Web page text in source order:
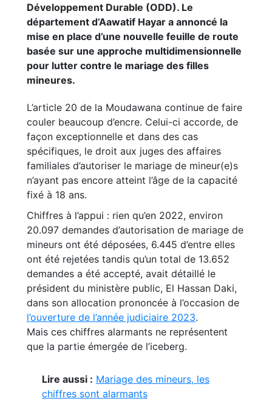
Développement Durable (ODD). Le
département d’Aawatif Hayar a annoncé la
mise en place d’une nouvelle feuille de route
basée sur une approche multidimensionnelle
pour lutter contre le mariage des filles
mineures.
L’article 20 de la Moudawana continue de faire
couler beaucoup d’encre. Celui-ci accorde, de
façon exceptionnelle et dans des cas
spécifiques, le droit aux juges des affaires
familiales d’autoriser le mariage de mineur(e)s
n’ayant pas encore atteint l’âge de la capacité
fixé à 18 ans.
Chiffres à l’appui : rien qu’en 2022, environ
20.097 demandes d’autorisation de mariage de
mineurs ont été déposées, 6.445 d’entre elles
ont été rejetées tandis qu’un total de 13.652
demandes a été accepté, avait détaillé le
président du ministère public, El Hassan Daki,
dans son allocation prononcée à l’occasion de
l’ouverture de l’année judiciaire 2023.
Mais ces chiffres alarmants ne représentent
que la partie émergée de l’iceberg.
Lire aussi : Mariage des mineurs, les
chiffres sont alarmants